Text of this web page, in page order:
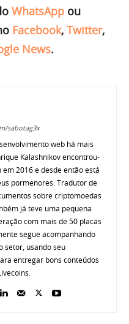
WhatsApp ou
Facebook, Twitter,
News.
sabotag3x
web há mais
Kalashnikov encontrou-
em 2016 e desde então está
pormenores. Tradutor de
sobre criptomoedas
já teve uma pequena
com mais de 50 placas
segue acompanhando
setor, usando seu
entregar bons conteúdos